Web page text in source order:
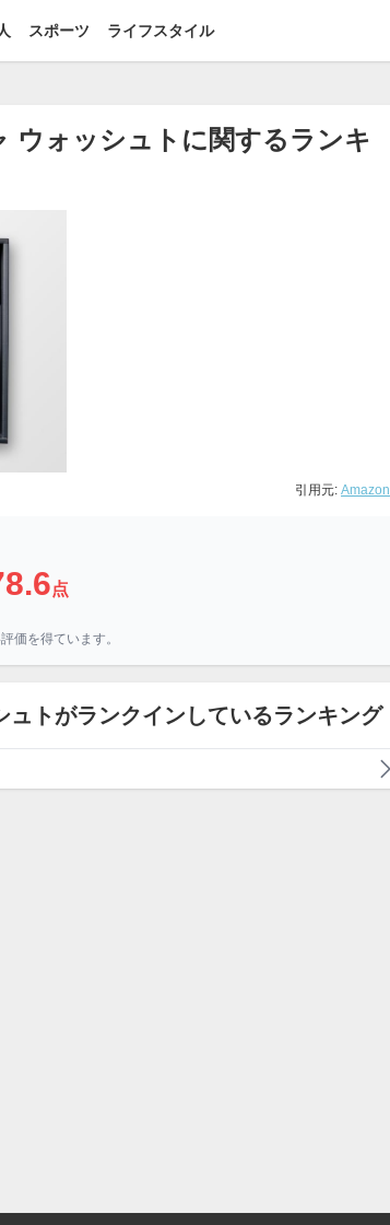
スポーツ ライフスタイル
ウォッシュトに関するランキ
引用元: Amazon
点
価を得ています。
トがランクインしているランキング